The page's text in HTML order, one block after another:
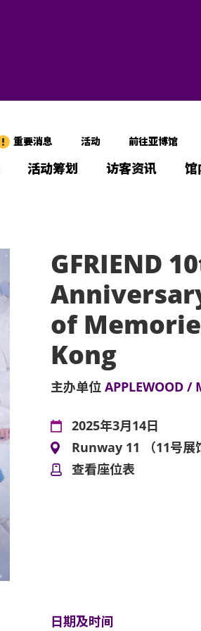
重要消息 活动 前往亚博馆
活动筹划 访客资讯 馆
GFRIEND
of
Kong
主办单位 APPLEWOOD /
2025年3月14日
Runway 11 （11号展
查看座位表
日期及时间